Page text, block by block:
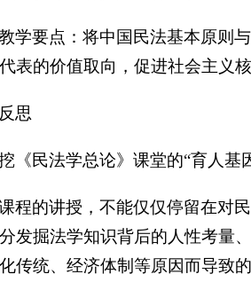
学要点：将中国民法基本原则
表的价值取向，促进社会主义
思
挖《民法学总论》课堂的“育人基
程的讲授，不能仅仅停留在对
发掘法学知识背后的人性考量
传统、经济体制等原因而导致